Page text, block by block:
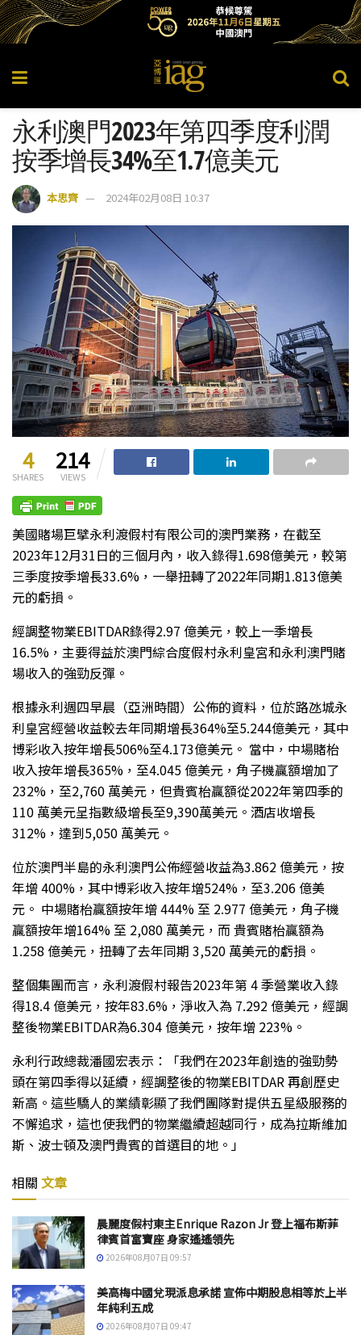
永利澳門2023年第四季度利潤
按季增長34%至1.7億美元
本思齊 2024年02月08日 10:37
4
SHARES
214
VIEWS
美國賭場巨擘永利渡假村有限公司的澳門業務，在截至
2023年12月31日的三個月內，收入錄得1.698億美元，較第
三季度按季增長33.6%，一舉扭轉了2022年同期1.813億美
元的虧損。
經調整物業EBITDAR錄得2.97 億美元，較上一季增長
16.5%，主要得益於澳門綜合度假村永利皇宮和永利澳門賭
場收入的強勁反彈。
根據永利週四早晨（亞洲時間）公佈的資料，位於路氹城永
利皇宮經營收益較去年同期增長364%至5.244億美元，其中
博彩收入按年增長506%至4.173億美元。 當中，中場賭枱
收入按年增長365%，至4.045 億美元，角子機贏額增加了
232%，至2,760 萬美元，但貴賓枱贏額從2022年第四季的
110 萬美元呈指數級增長至9,390萬美元。酒店收增長
312%，達到5,050 萬美元。
位於澳門半島的永利澳門公佈經營收益為3.862 億美元，按
年增 400%，其中博彩收入按年增524%，至3.206 億美
元。 中場賭枱贏額按年增 444% 至 2.977 億美元，角子機
贏額按年增164% 至 2,080 萬美元，而 貴賓賭枱贏額為
1.258 億美元，扭轉了去年同期 3,520 萬美元的虧損。
整個集團而言，永利渡假村報告2023年第 4 季營業收入錄
得18.4 億美元，按年83.6%，淨收入為 7.292 億美元，經調
整後物業EBITDAR為6.304 億美元，按年增 223%。
永利行政總裁潘國宏表示：「我們在2023年創造的強勁勢
頭在第四季得以延續，經調整後的物業EBITDAR 再創歷史
新高。這些驕人的業績彰顯了我們團隊對提供五星級服務的
不懈追求，這也使我們的物業繼續超越同行，成為拉斯維加
斯、波士頓及澳門貴賓的首選目的地。」
相關 文章
晨麗度假村東主Enrique Razon Jr 登上福布斯菲
律賓首富寶座 身家遙遙領先
2026年08月07日 09:57
美高梅中國兌現派息承諾 宣佈中期股息相等於上半
年純利五成
2026年08月07日 09:47